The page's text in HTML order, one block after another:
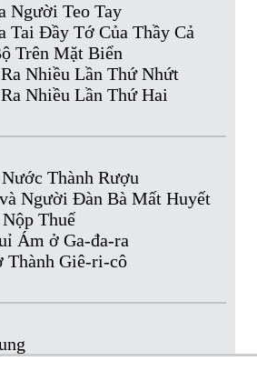
Người Teo Tay
Tai Đầy Tớ Của Thầy Cả
Trên Mặt Biển
Nhiều Lần Thứ Nhứt
Nhiều Lần Thứ Hai
Thành Rượu
Người Đàn Bà Mất Huyết
Thuế
Ám ở Ga-đa-ra
Giê-ri-cô